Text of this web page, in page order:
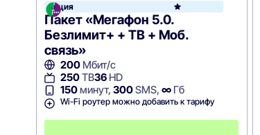
Акция
Пакет «Мегафон 5.0.
Безлимит+ + ТВ + Моб.
связь»
200Мбит/с
250ТВ36HD
150минут, 300SMS, ∞Гб
Wi-Fi роутер можно добавить к тарифу